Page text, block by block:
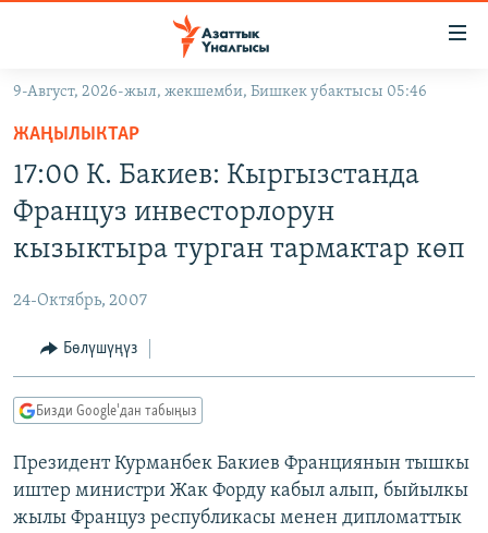
Навигацияга
өтүңүз
салыңыз
МАДАНИЯТ
ДҮЙНӨ
УКРАИНА
ТВ ПРОГРАММАЛАР
БҮГҮН АЗАТТЫКТА
ДАНИСТЕ
ЭЖЕ-СИҢДИЛЕР
ПОДКАСТ
ОНЛАЙН ШЕРИНЕ
9-Август, 2026-жыл, жекшемби, Бишкек убактысы 05:46
ЖАҢЫЛЫКТАР
17:00 К. Бакиев: Кыргызстанда
Француз инвесторлорун
кызыктыра турган тармактар көп
24-Октябрь, 2007
Бөлүшүңүз
Бизди Google'дан табыңыз
Президент Курманбек Бакиев Франциянын тышкы
иштер министри Жак Форду кабыл алып, быйылкы
жылы Француз республикасы менен дипломаттык